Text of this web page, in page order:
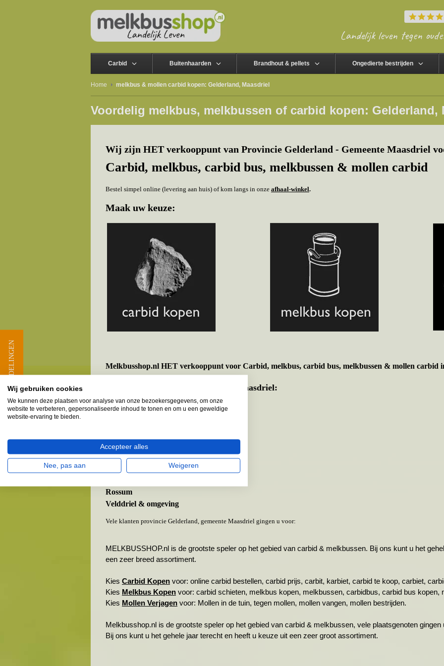
Landelijk leven tegen
Carbid Buitenhaarden Brandhout & pellets Ongedierte bestrijden
Home melkbus & mollen carbid kopen: Gelderland, Maasdriel
Voordelig melkbus, melkbussen of carbid kopen: Gelderland,
Wij zijn HET verkooppunt van Provincie Gelderland - Gemeente Maasdriel
Carbid, melkbus, carbid bus, melkbussen & mollen carbid
Bestel simpel online (levering aan huis) of kom langs in onze afhaal-winkel.
Maak uw keuze:
Melkbusshop.nl HET verkooppunt voor Carbid, melkbus, carbid bus, melkbussen & mollen carbid
Provincie Gelderland - Gemeente Maasdriel:
Alem
Heerewaarden
Hoenzadriel
Rossum
Velddriel & omgeving
Vele klanten provincie Gelderland, gemeente Maasdriel gingen u voor:
MELKBUSSHOP.nl is de grootste speler op het gebied van carbid & melkbussen. Bij ons kunt u het
een zeer breed assortiment.
Kies Carbid Kopen voor: online carbid bestellen, carbid prijs, carbit, karbiet, carbid te koop, carbiet,
Kies Melkbus Kopen voor: carbid schieten, melkbus kopen, melkbussen, carbidbus, carbid bus kopen,
Kies Mollen Verjagen voor: Mollen in de tuin, tegen mollen, mollen vangen, mollen bestrijden.
Melkbusshop.nl is de grootste speler op het gebied van carbid & melkbussen, vele plaatsgenoten gingen
Bij ons kunt u het gehele jaar terecht en heeft u keuze uit een zeer groot assortiment.
★ BEOORDELINGEN
Wij gebruiken cookies
We kunnen deze plaatsen voor analyse van onze bezoekersgegevens, om onze
website te verbeteren, gepersonaliseerde inhoud te tonen en om u een geweldige
website-ervaring te bieden.
Accepteer alles
Nee, pas aan Weigeren